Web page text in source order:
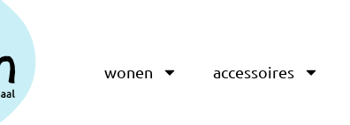
wonen accessoires